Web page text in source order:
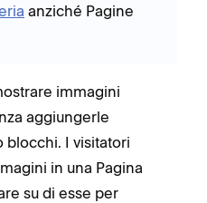
anziché Pagine
immagini
aggiungerle
blocchi. I visitatori
in una Pagina
su di esse per